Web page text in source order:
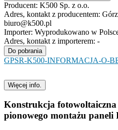
Producent: K500 Sp. z o.o.
Adres, kontakt z producentem:
biuro@k500.pl
Importer: Wyprodukowano w
Adres, kontakt z importerem: -
Do pobrania
GPSR-K500-INFORMACJA-O-
Więcej info.
Konstrukcja fotowoltaiczna
pionowego montażu paneli